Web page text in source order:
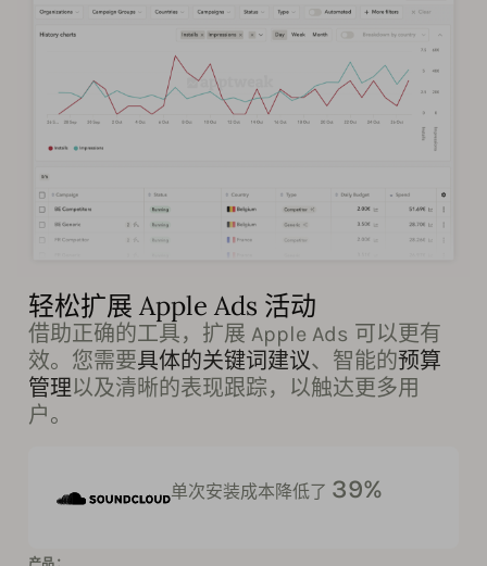
轻松扩展 Apple Ads 活动
借助正确的工具，扩展 Apple Ads 可以更有
效。您需要具体的关键词建议、智能的预算
管理以及清晰的表现跟踪，以触达更多用
户。
单次安装成本降低了 39%